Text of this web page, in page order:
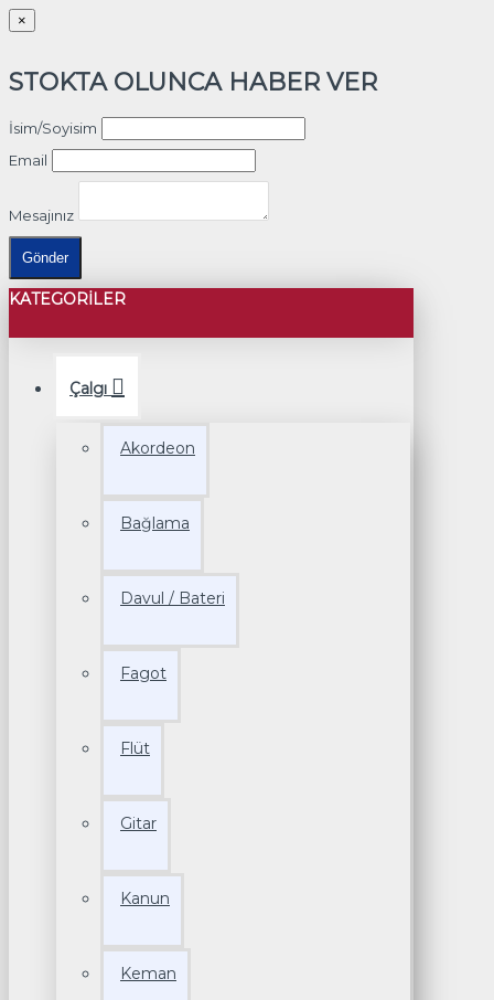
×
STOKTA OLUNCA HABER VER
İsim/Soyisim
Email
Mesajınız
Gönder
KATEGORILER
Çalgı
Akordeon
Bağlama
Davul / Bateri
Fagot
Flüt
Gitar
Kanun
Keman